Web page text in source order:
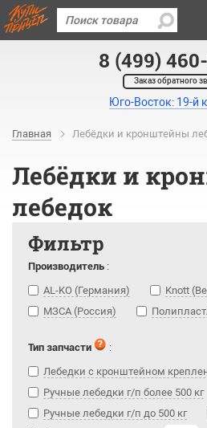
8 (499)
Заказ обратного
Юго-Восток: 19-й
Главная Лебёдки и кронштейны
Лебёдки и
лебедок
Фильтр
Производитель :
AL-KO (Германия)
Knott
МЗСА (Россия)
Тип запчасти
:
Лебедки с кронштейном
Ручные лебедки г/п более 500 кг
Ручные лебедки г/п до 500 кг